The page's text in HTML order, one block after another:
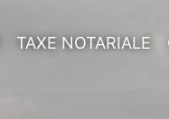
TAXE NOTARIALE